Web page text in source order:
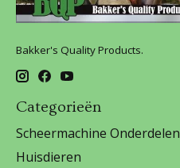
Bakker's Quality Products.
Categorieën
Scheermachine Onderdelen
Huisdieren